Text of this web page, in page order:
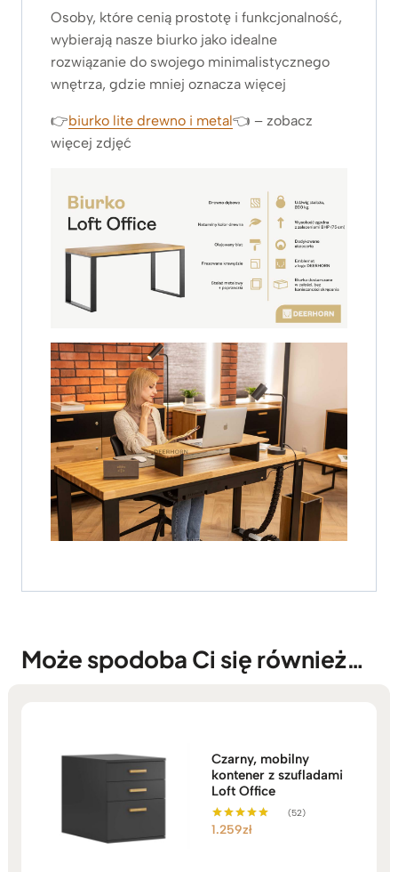
Osoby, które cenią prostotę i funkcjonalność,
wybierają nasze biurko jako idealne
rozwiązanie do swojego minimalistycznego
wnętrza, gdzie mniej oznacza więcej
👉biurko lite drewno i metal👈 – zobacz
więcej zdjęć
Może spodoba Ci się również…
Czarny, mobilny
kontener z szufladami
Loft Office
Oceniono
(52)
1.259zł